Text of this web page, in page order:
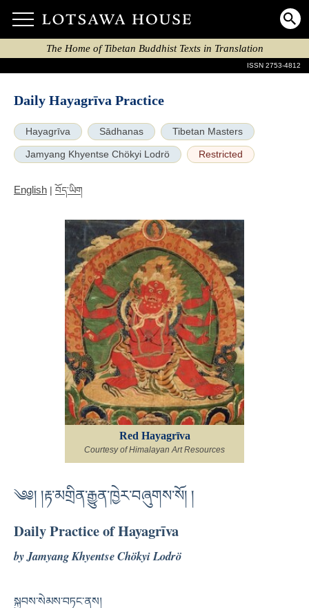
The Home of Tibetan Buddhist Texts in Translation
ISSN 2753-4812
Daily Hayagrīva Practice
Hayagrīva Sādhanas Tibetan Masters
Jamyang Khyentse Chökyi Lodrö Restricted
English | བོད་ཡིག
Red Hayagrīva
Courtesy of Himalayan Art Resources
༄༅། །རྟ་མགྲིན་རྒྱུན་ཁྱེར་བཞུགས་སོ། །
Daily Practice of Hayagrīva
by Jamyang Khyentse Chökyi Lodrö
སྐྱབས་སེམས་བཏང་ནས།